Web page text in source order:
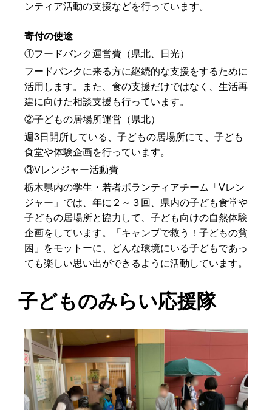
ンティア活動の支援などを行っています。
寄付の使途
①フードバンク運営費（県北、日光）
フードバンクに来る方に継続的な支援をするために
活用します。また、食の支援だけではなく、生活再
建に向けた相談支援も行っています。
②子どもの居場所運営（県北）
週3日開所している、子どもの居場所にて、子ども
食堂や体験企画を行っています。
③Vレンジャー活動費
栃木県内の学生・若者ボランティアチーム「Vレン
ジャー」では、年に２～３回、県内の子ども食堂や
子どもの居場所と協力して、子ども向けの自然体験
企画をしています。「キャンプで救う！子どもの貧
困」をモットーに、どんな環境にいる子どもであっ
ても楽しい思い出ができるように活動しています。
子どものみらい応援隊